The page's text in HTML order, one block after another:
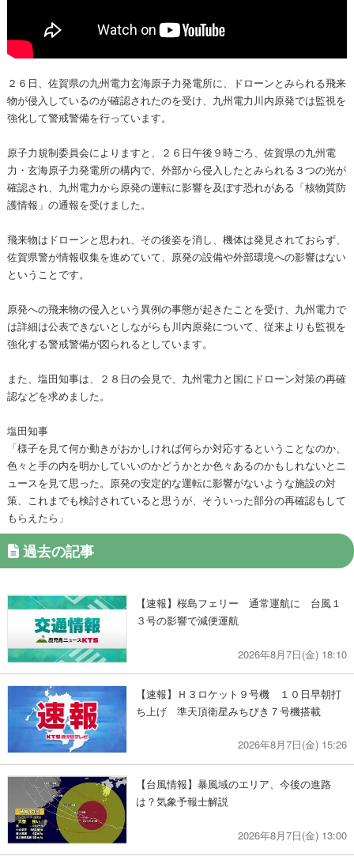
２６日、佐賀県の九州電力玄海原子力発電所に、ドローンとみられる飛来
物が侵入しているのが確認されたのを受け、九州電力川内原発では監視を
強化して警戒警備を行っています。
原子力規制委員会によりますと、２６日午後９時ごろ、佐賀県の九州電
力・玄海原子力発電所の構内で、外部から侵入したとみられる３つの光が
確認され、九州電力から原発の運転に影響を及ぼす恐れがある「核物質防
護情報」の通報を受けました。
飛来物はドローンと思われ、その後姿を消し、機体は発見されておらず、
佐賀県警が情報収集を進めていて、原発の設備や外部環境への影響はない
ということです。
原発への飛来物の侵入という異例の事態が起きたことを受け、九州電力で
は詳細は公表できないとしながらも川内原発について、従来よりも監視を
強化する警戒警備が図られるとしています。
また、塩田知事は、２８日の会見で、九州電力と国にドローン対策の再確
認などを求めました。
塩田知事
「様子を見て何か動きがおかしければ何らか対応するということなのか、
色々と手の内を明かしていいのかどうかとか色々あるのかもしれないとニ
ュースを見て思った。原発の安定的な運転に影響がないような施設の対
策、これまでも検討されていると思うが、そういった部分の再確認もして
もらえたら」
過去の記事
【速報】桜島フェリー 通常運航に 台風１
３号の影響で減便運航
2026年8月7日(金) 18:10
【速報】Ｈ３ロケット９号機 １０日早朝打
ち上げ 準天頂衛星みちびき７号機搭載
2026年8月7日(金) 15:26
【台風情報】暴風域のエリア、今後の進路
は？気象予報士解説
2026年8月7日(金) 13:00